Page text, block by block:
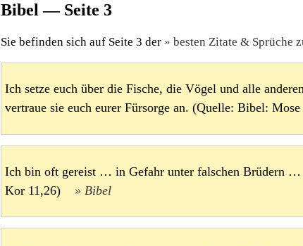
Bibel — Seite 3
Sie befinden sich auf Seite 3 der besten Zitate & Sprüche
Ich setze euch über die Fische, die Vögel und alle
vertraue sie euch eurer Fürsorge an. (Quelle: Bibel:
Ich bin oft gereist … in Gefahr unter falschen Brüdern
Kor 11,26)
Bibel